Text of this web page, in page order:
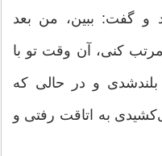
و گفت: ببین، من بعد
کنی، آن وقت تو با
بلندشدی و در حالی که
به اتاقت رفتی و